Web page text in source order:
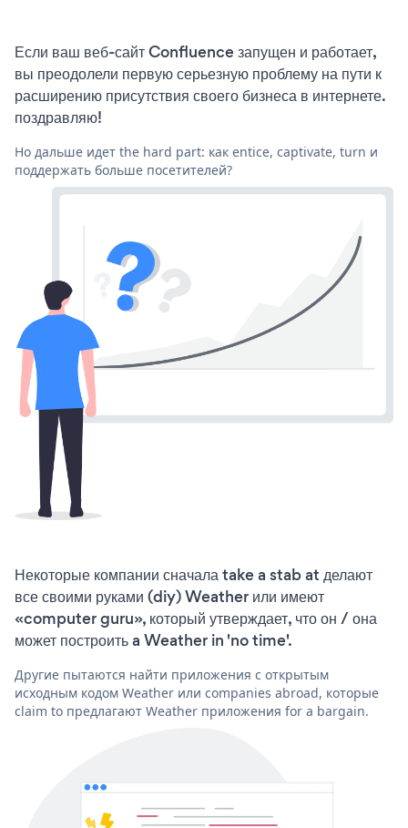
Если ваш веб-сайт Confluence запущен и работает,
вы преодолели первую серьезную проблему на пути к
расширению присутствия своего бизнеса в интернете.
поздравляю!
Но дальше идет the hard part: как entice, captivate, turn и
поддержать больше посетителей?
Некоторые компании сначала take a stab at делают
все своими руками (diy) Weather или имеют
«computer guru», который утверждает, что он / она
может построить a Weather in 'no time'.
Другие пытаются найти приложения с открытым
исходным кодом Weather или companies abroad, которые
claim to предлагают Weather приложения for a bargain.